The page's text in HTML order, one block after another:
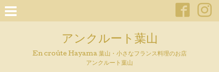
アンクルート葉山
En croûte Hayama 葉山・小さなフランス料理のお店
アンクルート葉山